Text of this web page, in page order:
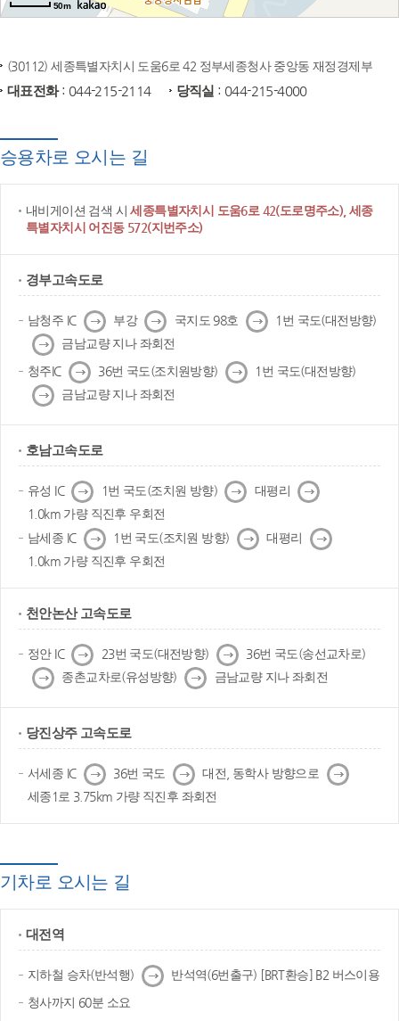
50m
(30112) 세종특별자치시 도움6로 42 정부세종청사 중앙동 재정경제부
대표전화: 044-215-2114 당직실 : 044-215-4000
승용차로 오시는 길
내비게이션 검색 시세종특별자치시 도움6로 42(도로명주소), 세종
특별자치시 어진동 572(지번주소)
경부고속도로
남청주 IC 다
음
부강 다
음
국지도 98호 다
음
1번 국도(대전방향)
다
음
금남교량 지나 좌회전
청주IC 다
음
36번 국도(조치원방향) 다
음
1번 국도(대전방향)
다
음
금남교량 지나 좌회전
호남고속도로
유성 IC 다
음
1번 국도(조치원 방향) 다
음
대평리 다
음
1.0km 가량 직진후 우회전
남세종 IC 다
음
1번 국도(조치원 방향) 다
음
대평리
다
음
1.0km 가량 직진후 우회전
천안논산 고속도로
정안 IC 다
음
23번 국도(대전방향) 다
음
36번 국도(송선교차로)
다
음
종촌교차로(유성방향) 다
음
금남교량 지나 좌회전
당진상주 고속도로
서세종 IC 다
음
36번 국도 다
음
대전, 동학사 방향으로 다
음
세종1로 3.75km 가량 직진후 좌회전
기차로 오시는 길
대전역
지하철 승차(반석행) 다
음
반석역(6번출구) [BRT환승] B2 버스이용
청사까지 60분 소요